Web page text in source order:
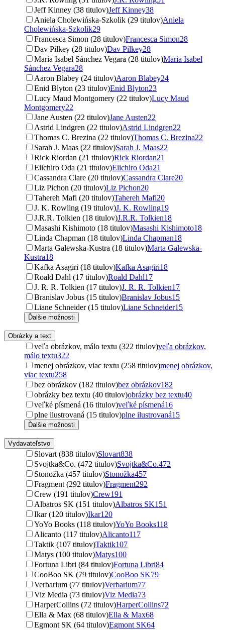
Jeff Kinney (38 titulov)Jeff Kinney38
Aniela Cholewińska-Szkolik (29 titulov)Aniela
Cholewińska-Szkolik29
Francesca Simon (28 titulov)Francesca Simon28
Dav Pilkey (28 titulov)Dav Pilkey28
Maria Isabel Sánchez Vegara (28 titulov)Maria Isabel
Sánchez Vegara28
Aaron Blabey (24 titulov)Aaron Blabey24
Enid Blyton (23 titulov)Enid Blyton23
Lucy Maud Montgomery (22 titulov)Lucy Maud
Montgomery22
Jane Austen (22 titulov)Jane Austen22
Astrid Lindgren (22 titulov)Astrid Lindgren22
Thomas C. Brezina (22 titulov)Thomas C. Brezina22
Sarah J. Maas (22 titulov)Sarah J. Maas22
Rick Riordan (21 titulov)Rick Riordan21
Eiichiro Oda (21 titulov)Eiichiro Oda21
Cassandra Clare (20 titulov)Cassandra Clare20
Liz Pichon (20 titulov)Liz Pichon20
Tahereh Mafi (20 titulov)Tahereh Mafi20
J. K. Rowling (19 titulov)J. K. Rowling19
J.R.R. Tolkien (18 titulov)J.R.R. Tolkien18
Masashi Kishimoto (18 titulov)Masashi Kishimoto18
Linda Chapman (18 titulov)Linda Chapman18
Marta Galewska-Kustra (18 titulov)Marta Galewska-
Kustra18
Kafka Asagiri (18 titulov)Kafka Asagiri18
Roald Dahl (17 titulov)Roald Dahl17
J. R. R. Tolkien (17 titulov)J. R. R. Tolkien17
Branislav Jobus (15 titulov)Branislav Jobus15
Liane Schneider (15 titulov)Liane Schneider15
Ďalšie možnosti
Obrázky a text
veľa obrázkov, málo textu (322 titulov)veľa obrázkov,
málo textu322
menej obrázkov, viac textu (258 titulov)menej obrázkov,
viac textu258
bez obrázkov (182 titulov)bez obrázkov182
obrázky bez textu (40 titulov)obrázky bez textu40
veľké písmená (16 titulov)veľké písmená16
plne ilustrovaná (15 titulov)plne ilustrovaná15
Ďalšie možnosti
Vydavateľstvo
Slovart (838 titulov)Slovart838
Svojtka&Co. (472 titulov)Svojtka&Co.472
Stonožka (457 titulov)Stonožka457
Fragment (292 titulov)Fragment292
Crew (191 titulov)Crew191
Albatros SK (151 titulov)Albatros SK151
Ikar (120 titulov)Ikar120
YoYo Books (118 titulov)YoYo Books118
Alicanto (117 titulov)Alicanto117
Taktik (107 titulov)Taktik107
Matys (100 titulov)Matys100
Fortuna Libri (84 titulov)Fortuna Libri84
CooBoo SK (79 titulov)CooBoo SK79
Verbarium (77 titulov)Verbarium77
Viz Media (73 titulov)Viz Media73
HarperCollins (72 titulov)HarperCollins72
Ella & Max (68 titulov)Ella & Max68
Egmont SK (64 titulov)Egmont SK64